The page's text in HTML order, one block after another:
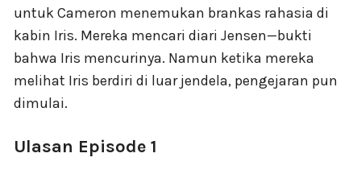
untuk Cameron menemukan brankas rahasia di
kabin Iris. Mereka mencari diari Jensen—bukti
bahwa Iris mencurinya. Namun ketika mereka
melihat Iris berdiri di luar jendela, pengejaran pun
dimulai.
Ulasan Episode 1